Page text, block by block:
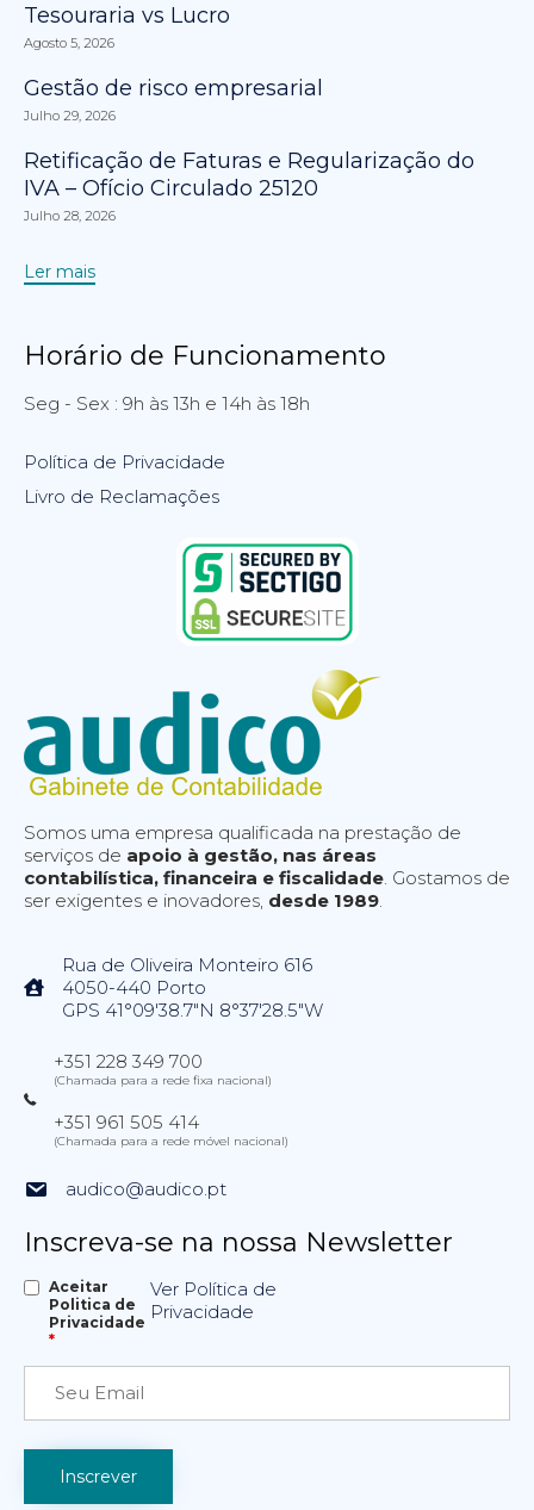
Tesouraria vs Lucro
Agosto 5, 2026
Gestão de risco empresarial
Julho 29, 2026
Retificação de Faturas e Regularização do
IVA – Ofício Circulado 25120
Julho 28, 2026
Ler mais
Horário de Funcionamento
Seg - Sex : 9h às 13h e 14h às 18h
Política de Privacidade
Livro de Reclamações
Somos uma empresa qualificada na prestação de
serviços de apoio à gestão, nas áreas
contabilística, financeira e fiscalidade. Gostamos de
ser exigentes e inovadores, desde 1989.
Rua de Oliveira Monteiro 616
4050-440 Porto
GPS 41°09'38.7"N 8°37'28.5"W
+351 228 349 700
(Chamada para a rede fixa nacional)
+351 961 505 414
(Chamada para a rede móvel nacional)
audico@audico.pt
Inscreva-se na nossa Newsletter
Aceitar
Politica de
Privacidade
*
Ver Política de
Privacidade